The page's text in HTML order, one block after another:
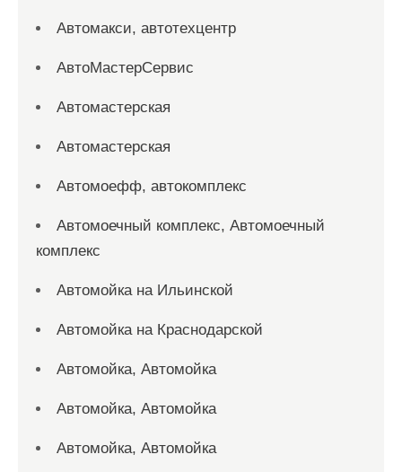
Автомакси, автотехцентр
АвтоМастерСервис
Автомастерская
Автомастерская
Автомоефф, автокомплекс
Автомоечный комплекс, Автомоечный
комплекс
Автомойка на Ильинской
Автомойка на Краснодарской
Автомойка, Автомойка
Автомойка, Автомойка
Автомойка, Автомойка